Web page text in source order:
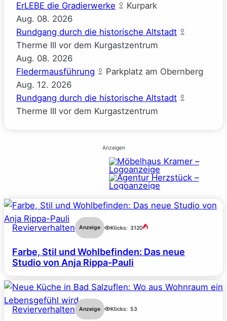
ErLEBE die Gradierwerke
Kurpark
Aug. 08. 2026
Rundgang durch die historische Altstadt
Therme III vor dem Kurgastzentrum
Aug. 08. 2026
Fledermausführung
Parkplatz am Obernberg
Aug. 12. 2026
Rundgang durch die historische Altstadt
Therme III vor dem Kurgastzentrum
Anzeigen
Revierverhalten Anzeige Klicks: 3120
Farbe, Stil und Wohlbefinden: Das neue
Studio von Anja Rippa-Pauli
Revierverhalten Anzeige Klicks: 53